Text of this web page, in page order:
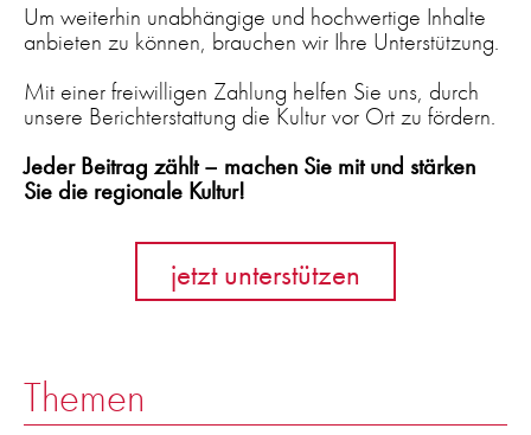
Um weiterhin unabhängige und hochwertige Inhalte
anbieten zu können, brauchen wir Ihre Unterstützung.
Mit einer freiwilligen Zahlung helfen Sie uns, durch
unsere Berichterstattung die Kultur vor Ort zu fördern.
Jeder Beitrag zählt – machen Sie mit und stärken
Sie die regionale Kultur!
jetzt unterstützen
Themen